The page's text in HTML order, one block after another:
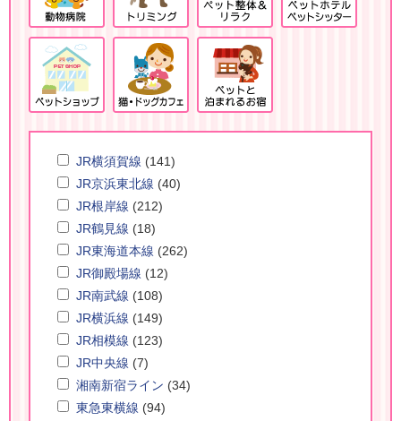
JR横須賀線 (141)
JR京浜東北線 (40)
JR根岸線 (212)
JR鶴見線 (18)
JR東海道本線 (262)
JR御殿場線 (12)
JR南武線 (108)
JR横浜線 (149)
JR相模線 (123)
JR中央線 (7)
湘南新宿ライン (34)
東急東横線 (94)